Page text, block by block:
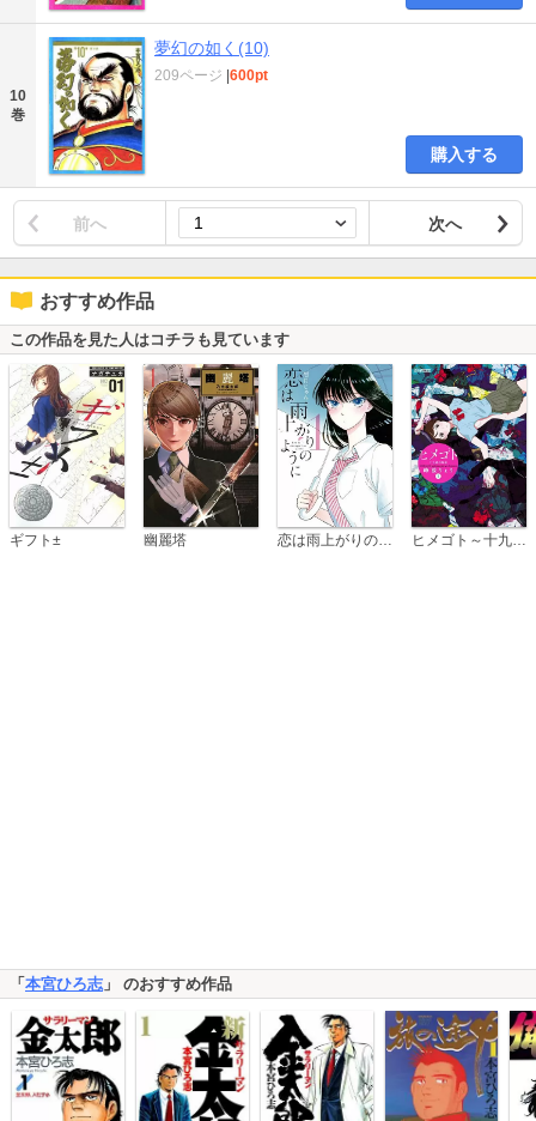
10
巻
夢幻の如く(10)
209ページ 600pt
購入する
前へ 次へ
おすすめ作品
この作品を見た人はコチラも見ています
ギフト± 幽麗塔 恋は雨上がりのように ヒメゴト～十九歳の制服～
「 本宮ひろ志 」 のおすすめ作品